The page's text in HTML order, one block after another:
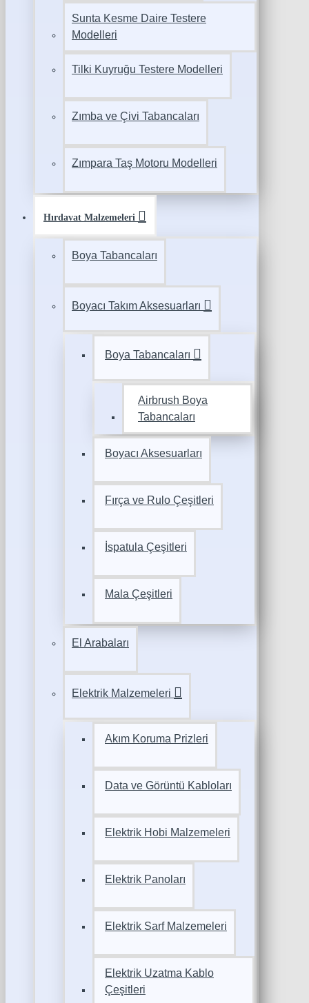
Sunta Kesme Daire Testere
Modelleri
Tilki Kuyruğu Testere Modelleri
Zımba ve Çivi Tabancaları
Zımpara Taş Motoru Modelleri
Hırdavat Malzemeleri
Boya Tabancaları
Boyacı Takım Aksesuarları
Boya Tabancaları
Airbrush Boya
Tabancaları
Boyacı Aksesuarları
Fırça ve Rulo Çeşitleri
İspatula Çeşitleri
Mala Çeşitleri
El Arabaları
Elektrik Malzemeleri
Akım Koruma Prizleri
Data ve Görüntü Kabloları
Elektrik Hobi Malzemeleri
Elektrik Panoları
Elektrik Sarf Malzemeleri
Elektrik Uzatma Kablo
Çeşitleri